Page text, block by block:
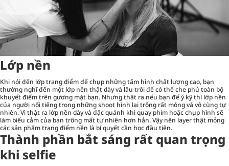
Lớp nền
Khi nói đến lớp trang điểm để chụp những tấm hình chất lượng cao, bạn
thường nghĩ đến một lớp nền thật dày và lâu trôi để có thể che phủ toàn bộ
khuyết điểm trên gương mặt bạn. Nhưng thật ra nếu bạn để ý kỹ thì lớp nền
của người nổi tiếng trong những shoot hình lại trông rất mỏng và vô cùng tự
nhiên. Vì thật ra lớp nền dày và đặc quánh khi quay phim hoặc chụp hình sẽ
làm biểu cảm của bạn trông mất tự nhiên hơn hẳn. Vậy nên layer thật mỏng
các sản phẩm trang điểm nền là bí quyết cần học đầu tiên.
Thành phần bắt sáng rất quan trọng
khi selfie